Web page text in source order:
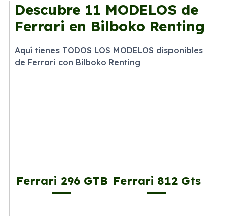
Descubre 11 MODELOS de
Ferrari en Bilboko Renting
Aquí tienes TODOS LOS MODELOS disponibles
de Ferrari con Bilboko Renting
Ferrari 296 GTB Ferrari 812 Gts